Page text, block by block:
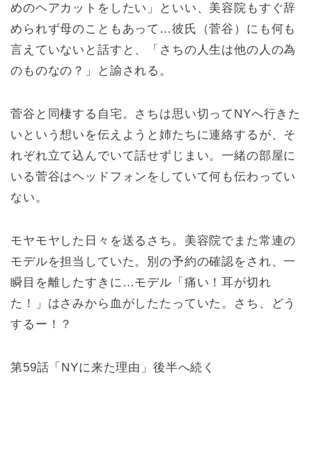
めのヘアカットをしたい」といい、美容院もすぐ辞
められず母のこともあって…彼氏（菅谷）にも何も
言えていないと話すと、「さちの人生は他の人の為
のものなの？」と諭される。
菅谷と同棲する自宅。さちは思い切ってNYへ行きた
いという想いを伝えようと姉たちに連絡するが、そ
れぞれ立て込んでいて話せずじまい。一緒の部屋に
いる菅谷はヘッドフォンをしていて何も伝わってい
ない。
モヤモヤした日々を送るさち。美容院でまた常連の
モデルを担当していた。別の予約の確認をされ、一
瞬目を離したすきに…モデル「痛い！耳が切れ
た！」はさみから血がしたたっていた。さち、どう
するー！？
第59話「NYに来た理由」後半へ続く